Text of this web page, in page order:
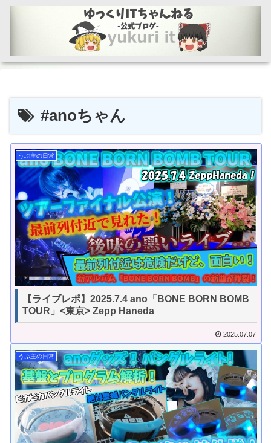
#anoちゃん
うぷ主の日常
【ライブレポ】2025.7.4 ano「BONE BORN BOMB
TOUR」<東京> Zepp Haneda
2025.07.07
うぷ主の日常